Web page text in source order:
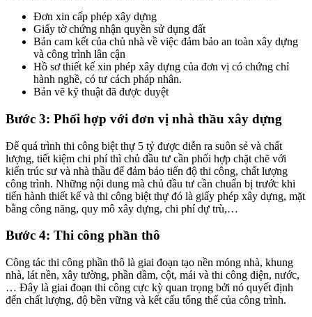
Đơn xin cấp phép xây dựng
Giấy tờ chứng nhận quyền sử dụng đất
Bản cam kết của chủ nhà về việc đảm bảo an toàn xây dựng
và công trình lân cận
Hồ sơ thiết kế xin phép xây dựng của đơn vị có chứng chỉ
hành nghề, có tư cách pháp nhân.
Bản vẽ kỹ thuật đã được duyệt
Bước 3: Phối hợp với đơn vị nhà thầu xây dựng
Để quá trình thi công biệt thự 5 tỷ được diễn ra suôn sẻ và chất
lượng, tiết kiệm chi phí thì chủ đầu tư cần phối hợp chặt chẽ với
kiến trúc sư và nhà thầu để đảm bảo tiến độ thi công, chất lượng
công trình. Những nội dung mà chủ đầu tư cần chuẩn bị trước khi
tiến hành thiết kế và thi công biệt thự đó là giấy phép xây dựng, mặt
bằng công năng, quy mô xây dựng, chi phí dự trù,…
Bước 4: Thi công phần thô
Công tác thi công phần thô là giai đoạn tạo nền móng nhà, khung
nhà, lát nền, xây tường, phần dầm, cột, mái và thi công điện, nước,
… Đây là giai đoạn thi công cực kỳ quan trọng bởi nó quyết định
đến chất lượng, độ bền vững và kết cấu tổng thể của công trình.